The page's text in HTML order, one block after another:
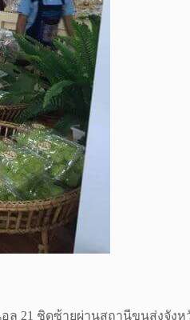
ล 21 ชิดซ้ายผ่านสถานีขนส่งจั